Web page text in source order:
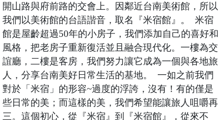
開山路與府前路的交會上。因鄰近台南美術館，所以
我們以美術館的台語諧音，取名『米宿館』。 米宿
館是屋齡超過50年的小房子，我們添加自己的喜好和
風格，把老房子重新復活並且融合現代化。一樓為交
誼廳，二樓是客房，我們努力讓它成為一個與各地旅
人，分享台南美好日常生活的基地。 一如之前我們
對於「米宿」的形容~過度的浮誇，沒有！有的僅是
些日常的美；而這樣的美，我們希望能讓旅人咀嚼再
三。這個初心，從『米宿』到『米宿館』，從來不